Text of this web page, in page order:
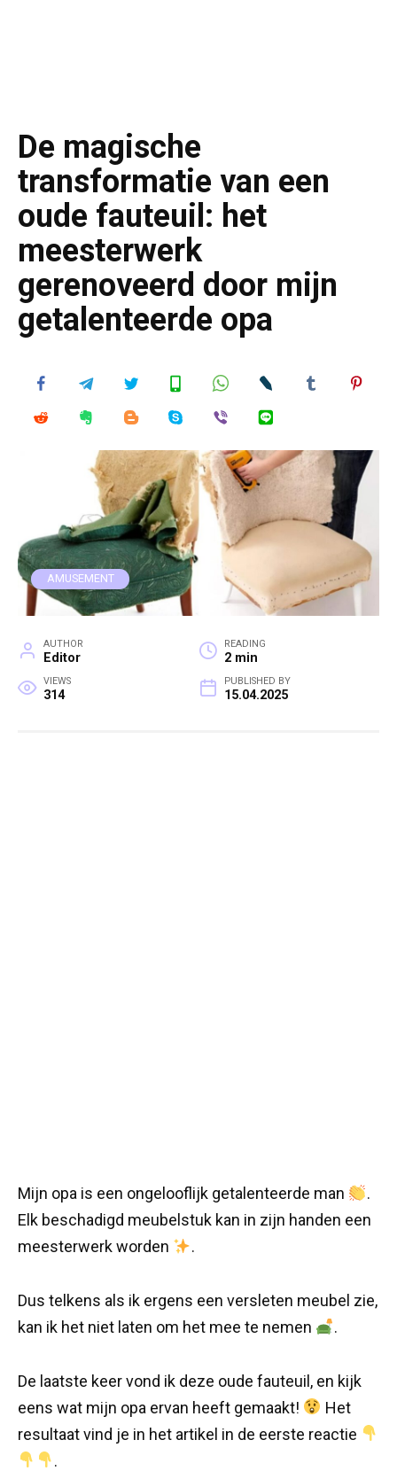
De magische
transformatie van een
oude fauteuil: het
meesterwerk
gerenoveerd door mijn
getalenteerde opa
AMUSEMENT
AUTHOR
Editor
READING
2 min
VIEWS
314
PUBLISHED BY
15.04.2025
Mijn opa is een ongelooflijk getalenteerde man
.
Elk beschadigd meubelstuk kan in zijn handen een
meesterwerk worden
.
Dus telkens als ik ergens een versleten meubel zie,
kan ik het niet laten om het mee te nemen
.
De laatste keer vond ik deze oude fauteuil, en kijk
eens wat mijn opa ervan heeft gemaakt!
Het
resultaat vind je in het artikel in de eerste reactie
.